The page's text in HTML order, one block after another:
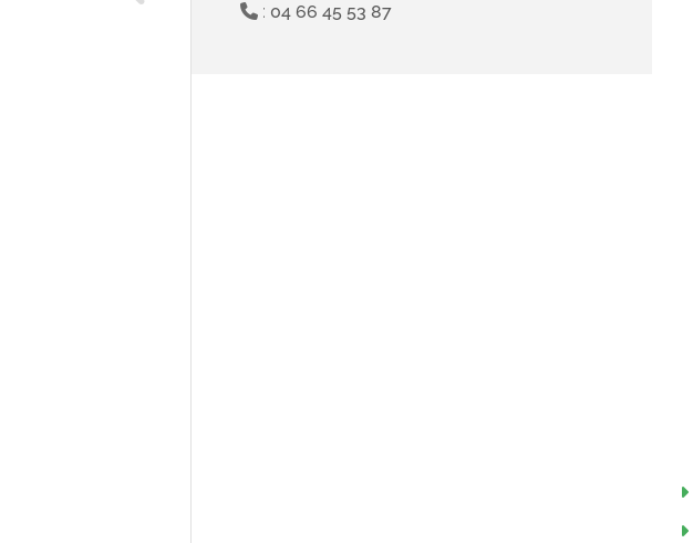
: 04 66 45 53 87